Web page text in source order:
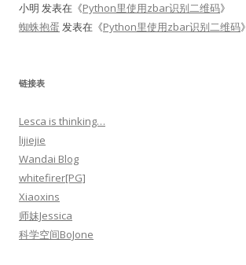
小明 发表在《Python里使用zbar识别二维码》
蜘蛛抱蛋 发表在《Python里使用zbar识别二维码》
链接表
Lesca is thinking…
lijiejie
Wandai Blog
whitefirer[PG]
Xiaoxins
师妹Jessica
科学空间BoJone